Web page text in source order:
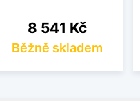
Cena
8 541 Kč
Běžně skladem